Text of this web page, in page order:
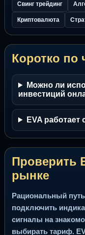
Свинг трейдинг
Криптовалюта
Коротко по
Можно ли
инвестиций
EVA работает
Проверить
рынке
Рациональный
подключить
сигналы на
выбирать тариф.